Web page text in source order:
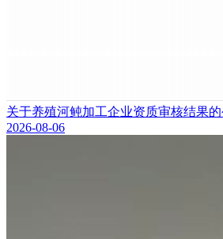
关于养殖河鲀加工企业资质审核结果的
2026-08-06